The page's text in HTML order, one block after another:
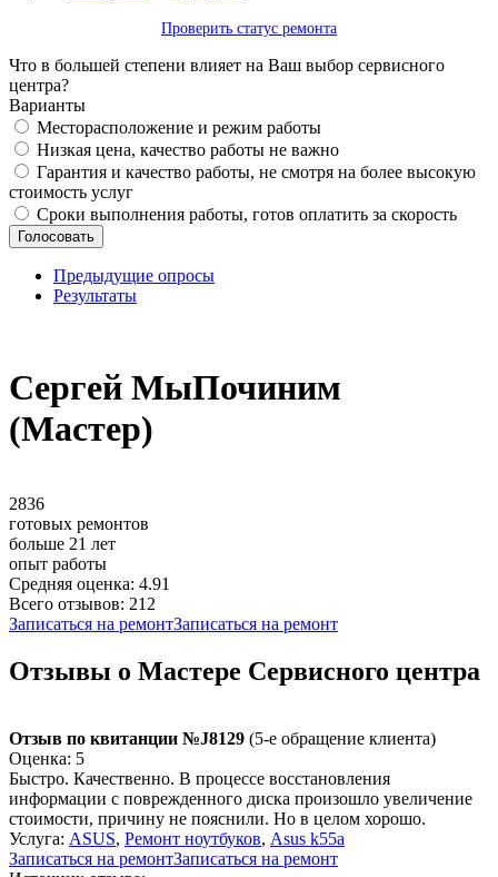
Проверить статус ремонта
Что в большей степени влияет на Ваш выбор сервисного
центра?
Варианты
Месторасположение и режим работы
Низкая цена, качество работы не важно
Гарантия и качество работы, не смотря на более высокую
стоимость услуг
Сроки выполнения работы, готов оплатить за скорость
Предыдущие опросы
Результаты
Сергей МыПочиним
(Мастер)
2836
готовых ремонтов
больше 21 лет
опыт работы
Средняя оценка: 4.91
Всего отзывов: 212
Записаться на ремонтЗаписаться на ремонт
Отзывы о Мастере Сервисного центра
Отзыв по квитанции №J8129 (5-е обращение клиента)
Оценка: 5
Быстро. Качественно. В процессе восстановления
информации с поврежденного диска произошло увеличение
стоимости, причину не пояснили. Но в целом хорошо.
Услуга: ASUS, Ремонт ноутбуков, Asus k55a
Записаться на ремонтЗаписаться на ремонт